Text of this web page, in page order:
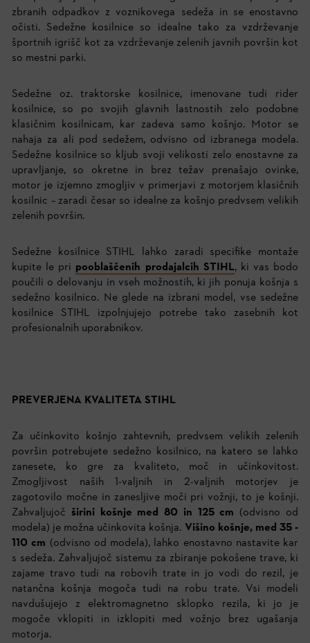
zbranih odpadkov z voznikovega sedeža in se enostavno
očisti. Sedežne kosilnice so idealne tako za vzdrževanje
športnih igrišč kot za vzdrževanje zelenih javnih površin kot
so mestni parki.
Sedežne oz. traktorske kosilnice, imenovane tudi rider
kosilnice, so po svojih glavnih lastnostih zelo podobne
klasičnim kosilnicam, kar zadeva samo košnjo. Motor se
nahaja za ali pod sedežem, odvisno od izbranega modela.
Sedežne kosilnice so kljub svoji velikosti zelo enostavne za
upravljanje, so okretne in brez težav prenašajo ovinke,
motor je izjemno zmogljiv v primerjavi z motorjem klasičnih
kosilnic – zaradi česar so idealne za košnjo predvsem velikih
zelenih površin.
Sedežne kosilnice STIHL lahko zaradi specifike montaže
kupite le pri pooblaščenih prodajalcih STIHL, ki vas bodo
poučili o delovanju in vseh možnostih, ki jih ponuja košnja s
sedežno kosilnico. Ne glede na izbrani model, vse sedežne
kosilnice STIHL izpolnjujejo potrebe tako zasebnih kot
profesionalnih uporabnikov.
PREVERJENA KVALITETA STIHL
Za učinkovito košnjo zahtevnih, predvsem velikih zelenih
površin potrebujete sedežno kosilnico, na katero se lahko
zanesete, ko gre za kvaliteto, moč in učinkovitost.
Zmogljivost naših 1-valjnih in 2-valjnih motorjev je
zagotovilo močne in zanesljive moči pri vožnji, to je košnji.
Zahvaljujoč širini košnje med 80 in 125 cm (odvisno od
modela) je možna učinkovita košnja. Višino košnje, med 35 -
110 cm (odvisno od modela), lahko enostavno nastavite kar
s sedeža. Zahvaljujoč sistemu za zbiranje pokošene trave, ki
zajame travo tudi na robovih trate in jo vodi do rezil, je
natančna košnja mogoča tudi na robu trate. Vsi modeli
navdušujejo z elektromagnetno sklopko rezila, ki jo je
mogoče vklopiti in izklopiti med vožnjo brez ugašanja
motorja.